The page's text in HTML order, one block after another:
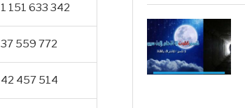
1 151 633 342
37 559 772
42 457 514